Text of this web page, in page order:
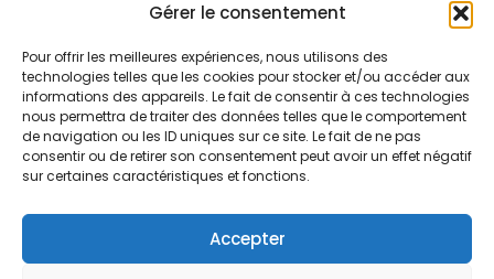
Gérer le consentement
Pour offrir les meilleures expériences, nous utilisons des
technologies telles que les cookies pour stocker et/ou accéder aux
informations des appareils. Le fait de consentir à ces technologies
nous permettra de traiter des données telles que le comportement
de navigation ou les ID uniques sur ce site. Le fait de ne pas
consentir ou de retirer son consentement peut avoir un effet négatif
sur certaines caractéristiques et fonctions.
Accepter
En soumettant ce formulaire, j'accepte la (
politique de confidentialité des données)
Envoyer
SARL Médisoins, Mr Julien Marteau
53000 LAVAL – FRANCE